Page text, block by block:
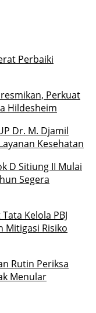
Perbaiki
Perkuat
Hildesheim
Dr. M. Djamil
Kesehatan
D Sitiung II Mulai
Segera
Kelola PBJ
Mitigasi Risiko
Rutin Periksa
Menular